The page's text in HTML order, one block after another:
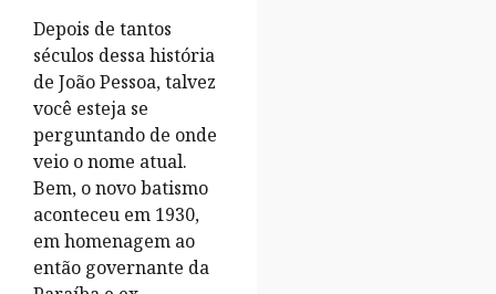
Depois de tantos
séculos dessa história
de João Pessoa, talvez
você esteja se
perguntando de onde
veio o nome atual.
Bem, o novo batismo
aconteceu em 1930,
em homenagem ao
então governante da